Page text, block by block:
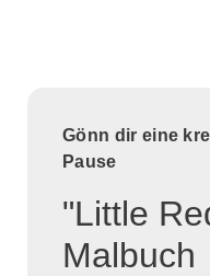
Gönn dir eine
Pause
"Little
Malbuch